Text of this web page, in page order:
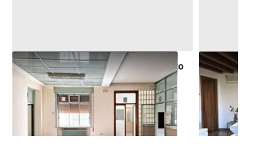
Asta Blocco uffici pubblici in edifico
polifunzionale
Rovigo (Rovigo)
92.193 €
24/09/2026
Asta Ufficio
giardino e
Arzignano
81.600 €
17/09/2026